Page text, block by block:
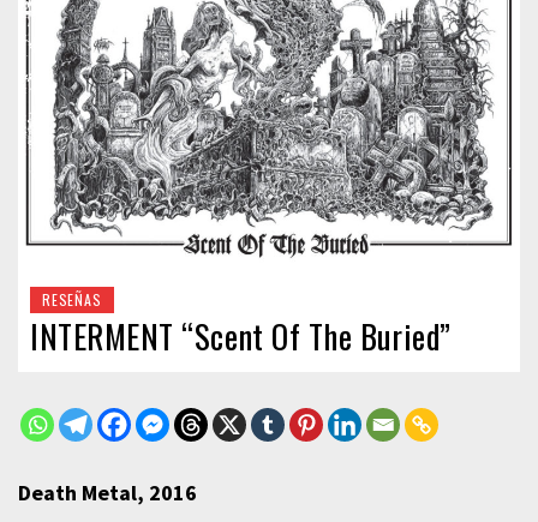
RESEÑAS
INTERMENT “Scent Of The Buried”
Death Metal, 2016